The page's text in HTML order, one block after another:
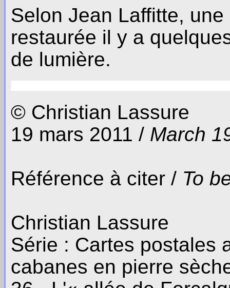
Selon Jean Laffitte,
restaurée il y a
de lumière.
© Christian Lassure
19 mars 2011 / March
Référence à citer / To
Christian Lassure
Série : Cartes postales
cabanes en pierre